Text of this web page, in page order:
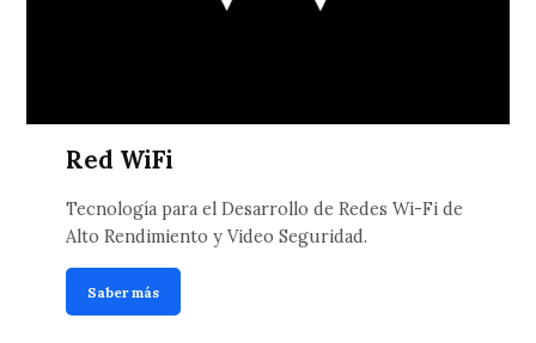
Red WiFi
Tecnología para el Desarrollo de Redes Wi-Fi de
Alto Rendimiento y Video Seguridad.
Saber más